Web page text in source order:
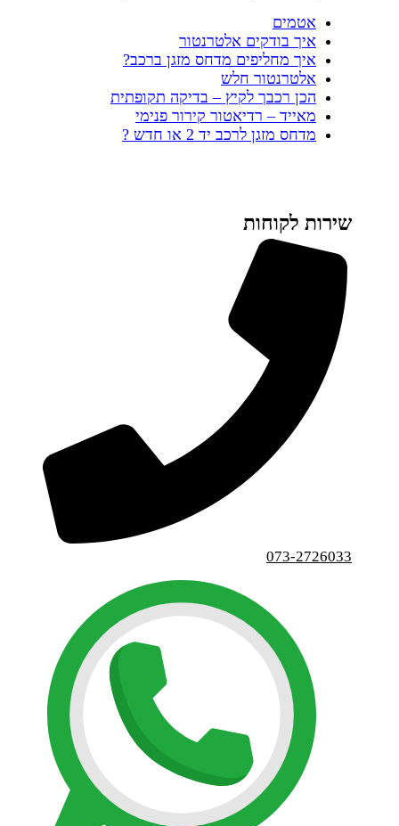
אטמים
איך בודקים אלטרנטור
איך מחליפים מדחס מזגן ברכב?
אלטרנטור חלש
הכן רכבך לקיץ – בדיקה תקופתית
מאייד – רדיאטור קירור פנימי
מדחס מזגן לרכב יד 2 או חדש ?
שירות לקוחות
073-2726033